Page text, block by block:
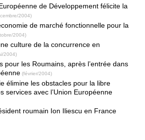
de Développement félicite la
2004)
de marché fonctionnelle pour la
2004)
culture de la concurrence en
2004)
pour les Roumains, après l’entrée dans
(février/2004)
élimine les obstacles pour la libre
services avec l’Union Européenne
roumain Ion Iliescu en France